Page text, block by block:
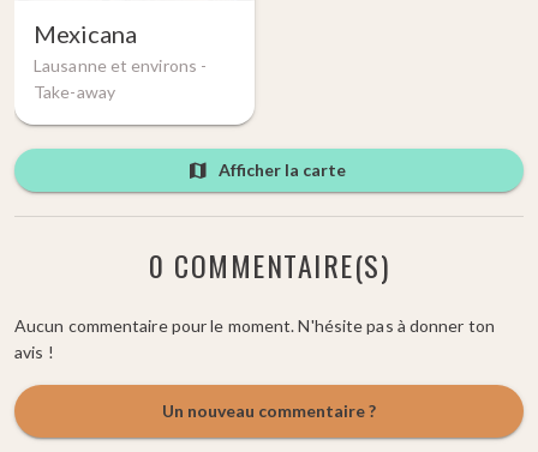
Mexicana
Lausanne et environs -
Take-away
Afficher la carte
0 COMMENTAIRE(S)
Aucun commentaire pour le moment. N'hésite pas à donner ton
avis !
Un nouveau commentaire ?